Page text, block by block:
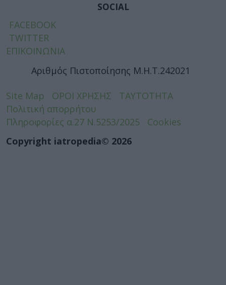
SOCIAL
FACEBOOK
TWITTER
ΕΠΙΚΟΙΝΩΝΙΑ
Αριθμός Πιστοποίησης Μ.Η.Τ.242021
Site Map ΟΡΟΙ ΧΡΗΣΗΣ
ΤΑΥΤΟΤΗΤΑ
Πολιτική απορρήτου
Πληροφορίες α.27 Ν.5253/2025
Cookies
Copyright iatropedia© 2026